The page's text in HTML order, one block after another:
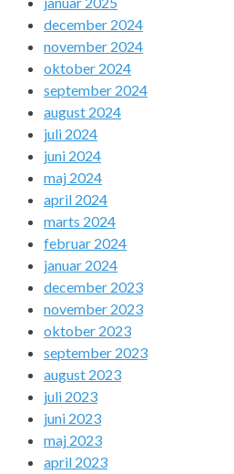
december 2024
november 2024
oktober 2024
september 2024
august 2024
juli 2024
juni 2024
maj 2024
april 2024
marts 2024
februar 2024
januar 2024
december 2023
november 2023
oktober 2023
september 2023
august 2023
juli 2023
juni 2023
maj 2023
april 2023